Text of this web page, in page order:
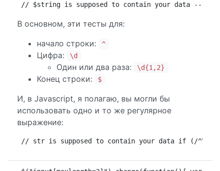
// $string is supposed to contain your data --
В основном, эти тесты для:
начало строки:
^
Цифра: \d
Один или два раза: \d{1,2}
Конец строки: $
И, в Javascript, я полагаю, вы могли бы
использовать одно и то же регулярное
выражение:
// str is supposed to contain your data if (/